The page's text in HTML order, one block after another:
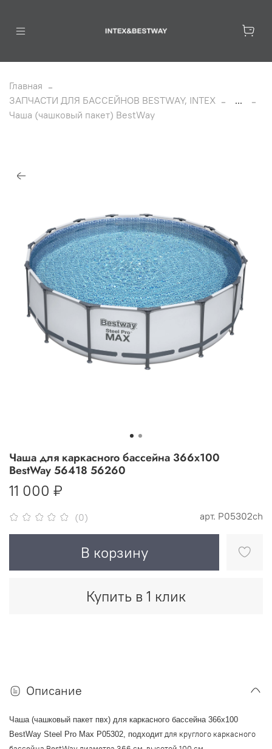
Главная
ЗАПЧАСТИ ДЛЯ БАССЕЙНОВ BESTWAY, INTEX
...
Чаша (чашковый пакет) BestWay
(0) арт. P05302ch
Чаша для каркасного бассейна 366х100
BestWay 56418 56260
11 000 ₽
В корзину
Купить в 1 клик
Описание
Чаша (чашковый пакет пвх) для каркасного бассейна 366х100
BestWay Steel Pro Max P05302 , подходит для круглого каркасного